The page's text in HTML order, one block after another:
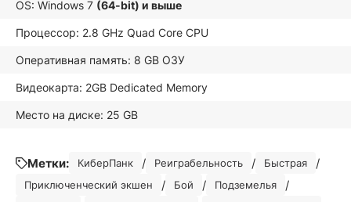
OS: Windows 7 (64-bit) и выше
Процессор: 2.8 GHz Quad Core CPU
Оперативная память: 8 GB ОЗУ
Видеокарта: 2GB Dedicated Memory
Место на диске: 25 GB
Метки: КиберПанк / Реиграбельность / Быстрая /
Приключенческий экшен / Бой / Подземелья /